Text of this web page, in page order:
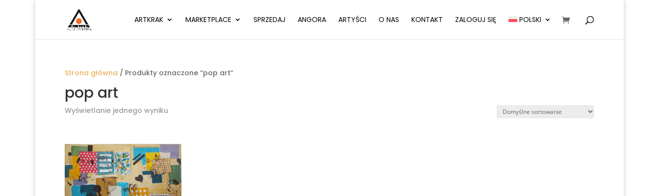
ARTKRAK MARKETPLACE SPRZEDAJ ANGORA ARTYŚCI O NAS KONTAKT ZALOGUJ SIĘ POLSKI
Strona główna / Produkty oznaczone “pop art”
pop art
Wyświetlanie jednego wyniku